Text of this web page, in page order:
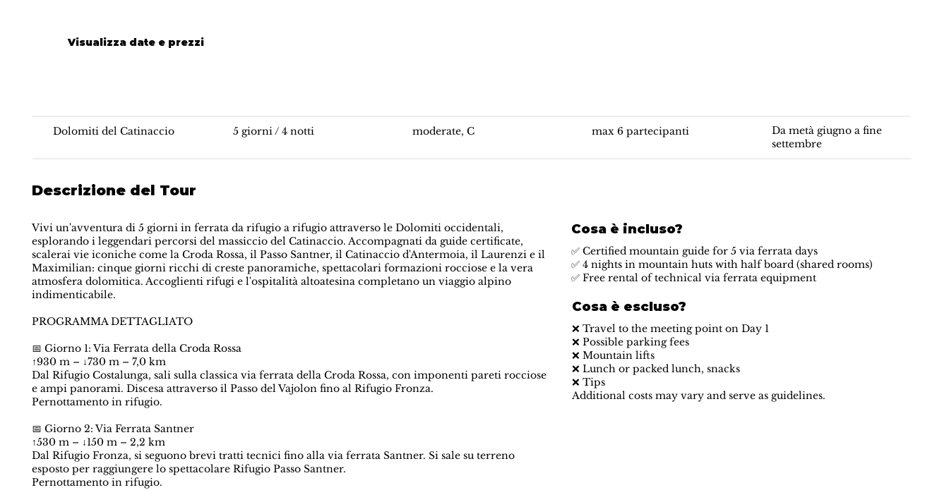
Visualizza date e prezzi
Dolomiti del Catinaccio 5 giorni / 4 notti moderate, C max 6 partecipanti
Da metà giugno a fine
settembre
Descrizione del Tour
Vivi un'avventura di 5 giorni in ferrata da rifugio a rifugio attraverso le Dolomiti occidentali,
esplorando i leggendari percorsi del massiccio del Catinaccio. Accompagnati da guide certificate,
scalerai vie iconiche come la Croda Rossa, il Passo Santner, il Catinaccio d'Antermoia, il Laurenzi e il
Maximilian: cinque giorni ricchi di creste panoramiche, spettacolari formazioni rocciose e la vera
atmosfera dolomitica. Accoglienti rifugi e l'ospitalità altoatesina completano un viaggio alpino
indimenticabile.
PROGRAMMA DETTAGLIATO
📅 Giorno 1: Via Ferrata della Croda Rossa
↑930 m – ↓730 m – 7,0 km
Dal Rifugio Costalunga, sali sulla classica via ferrata della Croda Rossa, con imponenti pareti rocciose
e ampi panorami. Discesa attraverso il Passo del Vajolon fino al Rifugio Fronza.
Pernottamento in rifugio.
📅 Giorno 2: Via Ferrata Santner
↑530 m – ↓150 m – 2,2 km
Dal Rifugio Fronza, si seguono brevi tratti tecnici fino alla via ferrata Santner. Si sale su terreno
esposto per raggiungere lo spettacolare Rifugio Passo Santner.
Pernottamento in rifugio.
Cosa è incluso?
✅ Certified mountain guide for 5 via ferrata days
✅ 4 nights in mountain huts with half board (shared rooms)
✅ Free rental of technical via ferrata equipment
Cosa è escluso?
❌ Travel to the meeting point on Day 1
❌ Possible parking fees
❌ Mountain lifts
❌ Lunch or packed lunch, snacks
❌ Tips
Additional costs may vary and serve as guidelines.